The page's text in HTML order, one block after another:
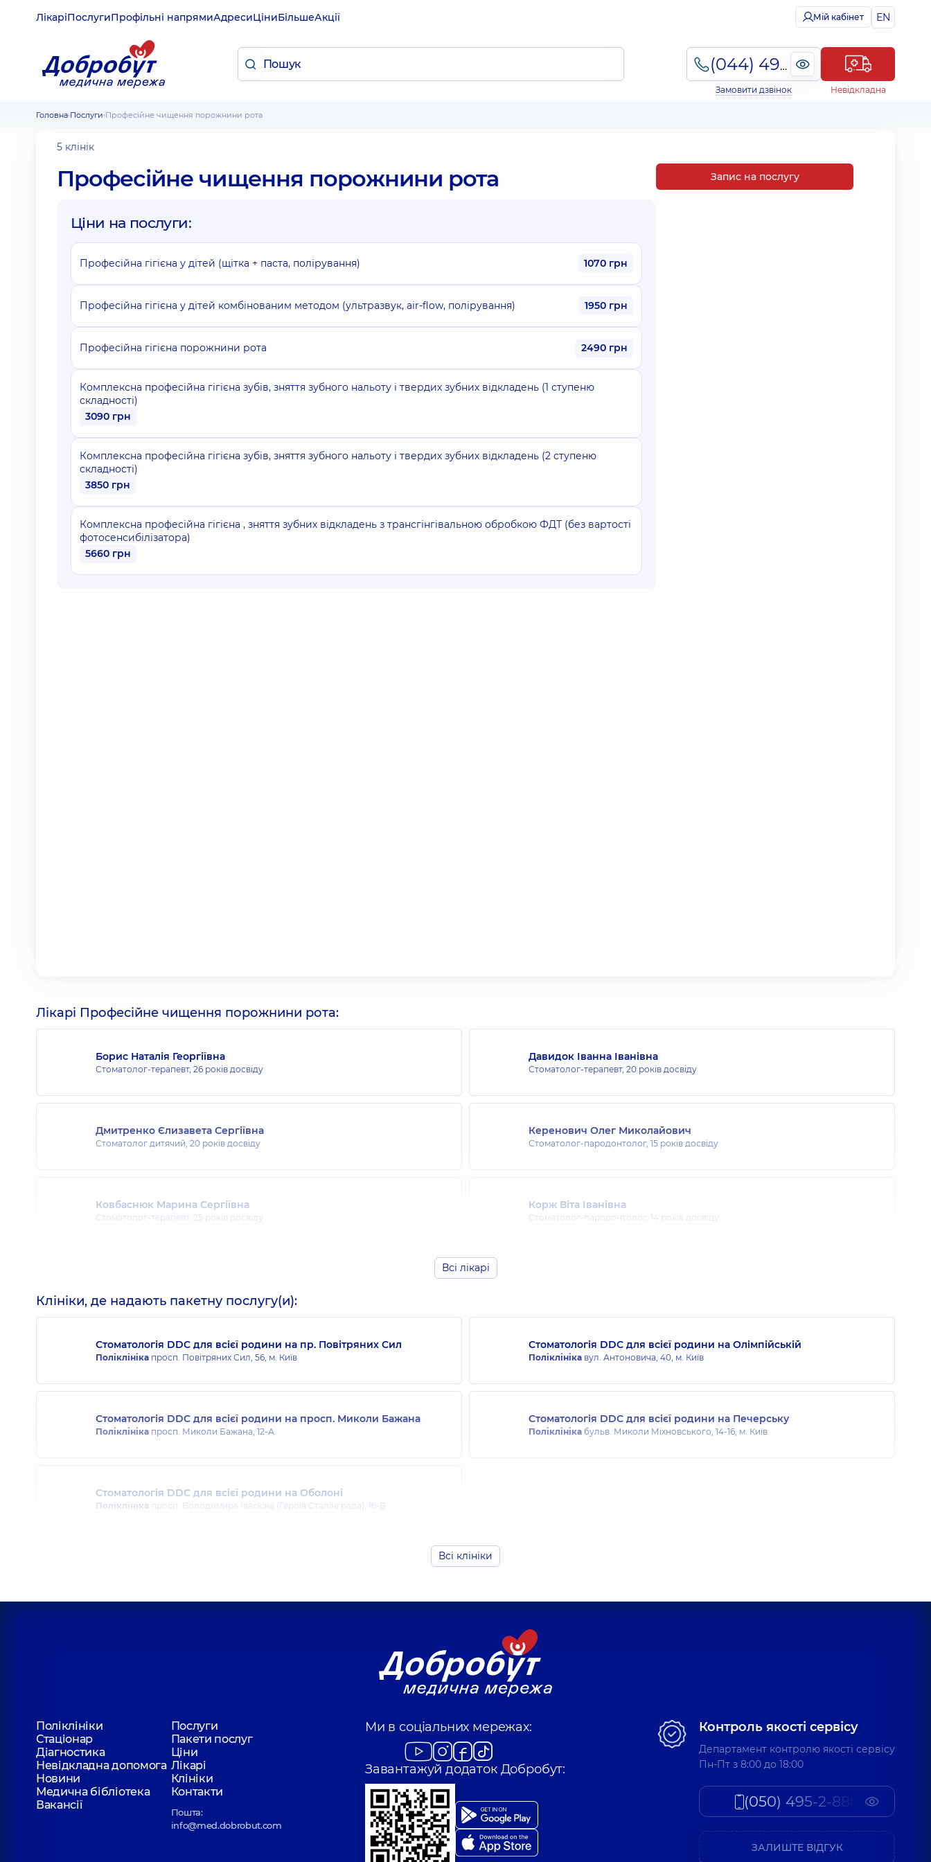
ЛікаріПослугиПрофільні напрямиАдресиЦіниБільшеАкції Мій кабінет EN
(044) 495-2-888
Замовити дзвінок Невідкладна
Головна Послуги Професійне чищення порожнини рота
5 клінік
Професійне чищення порожнини рота
Ціни на послуги:
Професійна гігієна у дітей (щітка + паста, полірування) 1070 грн
Професійна гігієна у дітей комбінованим методом (ультразвук, air-flow, полірування) 1950 грн
Професійна гігієна порожнини рота 2490 грн
Комплексна професійна гігієна зубів, зняття зубного нальоту і твердих зубних відкладень (1 ступеню
складності)
3090 грн
Комплексна професійна гігієна зубів, зняття зубного нальоту і твердих зубних відкладень (2 ступеню
складності)
3850 грн
Комплексна професійна гігієна , зняття зубних відкладень з трансгінгівальною обробкою ФДТ (без вартості
фотосенсибілізатора)
5660 грн
Запис на послугу
Лікарі Професійне чищення порожнини рота:
Борис Наталія Георгіївна
Стоматолог-терапевт, 26 років досвіду
Давидок Іванна Іванівна
Стоматолог-терапевт, 20 років досвіду
Дмитренко Єлизавета Сергіївна
Стоматолог дитячий, 20 років досвіду
Керенович Олег Миколайович
Стоматолог-пародонтолог, 15 років досвіду
Ковбаснюк Марина Сергіївна
Стоматолог-терапевт, 25 років досвіду
Корж Віта Іванівна
Стоматолог-пародонтолог, 14 років досвіду
Суворова Тамара Валеріївна
Стоматолог-терапевт, 17 років досвіду
Цукур Тетяна Миколаївна
Стоматолог-терапевт, 19 років досвіду
Охріменко Олександр Іванович
Стоматолог-терапевт, 13 років досвіду
Оробець Лілія Сергіївна
Стоматолог-терапевт,
Нікіфоров Сергій Андрійович
Гоц Тетяна Володимирівна
Стоматолог-пародонтолог,
Маркович Марина Павлівна
Стоматолог-терапевт,4 років досвіду
Кліщ Софія Олександрівна
6 років досвіду
Новак Тетяна Сергіївна
Стоматолог-пародонтолог,
Всі лікарі
Клініки, де надають пакетну послугу(и):
Стоматологія DDC для всієї родини на пр. Повітряних Сил
Поліклініка просп. Повітряних Сил, 56, м. Київ
Стоматологія DDC для всієї родини на Олімпійській
Поліклініка вул. Антоновича, 40, м. Київ
Стоматологія DDC для всієї родини на просп. Миколи Бажана
Поліклініка просп. Миколи Бажана, 12-А
Стоматологія DDC для всієї родини на Печерську
Поліклініка бульв. Миколи Міхновського, 14-16, м. Київ
Стоматологія DDC для всієї родини на Оболоні
Поліклініка просп. Володимира Івасюка (Героїв Сталінграда), 16-В
Всі клініки
Поліклініки
Послуги
Стаціонар
Пакети послуг
Діагностика
Ціни
Невідкладна допомога Лікарі
Новини
Клініки
Медична бібліотека
Контакти
Вакансії
Пошта:
info@med.dobrobut.com
Ми в соціальних мережах:
Завантажуй додаток Добробут:
Контроль якості сервісу
Департамент контролю якості сервісу
Пн-Пт з 8:00 до 18:00
(050) 495-2-888
ЗАЛИШТЕ ВІДГУК